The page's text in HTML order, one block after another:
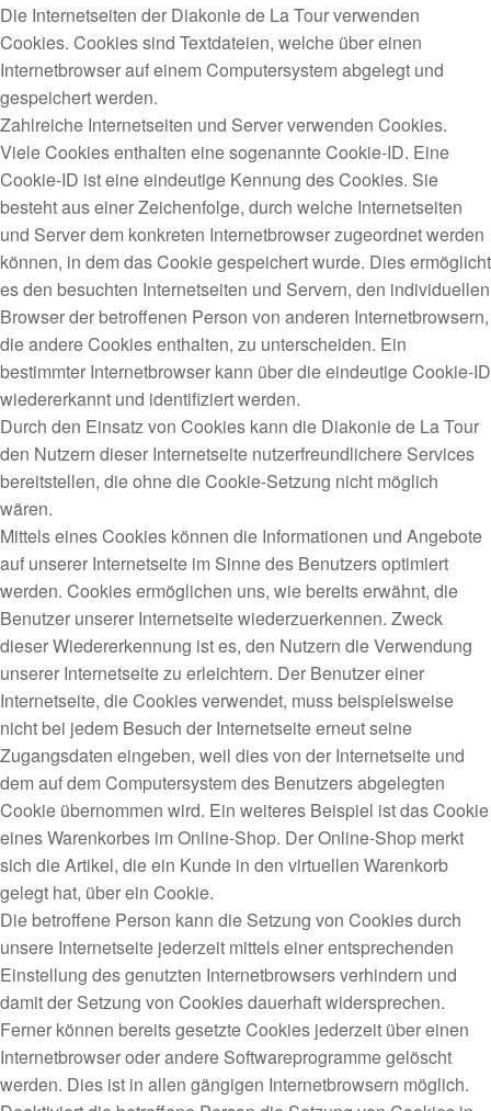
Die Internetseiten der Diakonie de La Tour verwenden
Cookies. Cookies sind Textdateien, welche über einen
Internetbrowser auf einem Computersystem abgelegt und
gespeichert werden.
Zahlreiche Internetseiten und Server verwenden Cookies.
Viele Cookies enthalten eine sogenannte Cookie-ID. Eine
Cookie-ID ist eine eindeutige Kennung des Cookies. Sie
besteht aus einer Zeichenfolge, durch welche Internetseiten
und Server dem konkreten Internetbrowser zugeordnet werden
können, in dem das Cookie gespeichert wurde. Dies ermöglicht
es den besuchten Internetseiten und Servern, den individuellen
Browser der betroffenen Person von anderen Internetbrowsern,
die andere Cookies enthalten, zu unterscheiden. Ein
bestimmter Internetbrowser kann über die eindeutige Cookie-ID
wiedererkannt und identifiziert werden.
Durch den Einsatz von Cookies kann die Diakonie de La Tour
den Nutzern dieser Internetseite nutzerfreundlichere Services
bereitstellen, die ohne die Cookie-Setzung nicht möglich
wären.
Mittels eines Cookies können die Informationen und Angebote
auf unserer Internetseite im Sinne des Benutzers optimiert
werden. Cookies ermöglichen uns, wie bereits erwähnt, die
Benutzer unserer Internetseite wiederzuerkennen. Zweck
dieser Wiedererkennung ist es, den Nutzern die Verwendung
unserer Internetseite zu erleichtern. Der Benutzer einer
Internetseite, die Cookies verwendet, muss beispielsweise
nicht bei jedem Besuch der Internetseite erneut seine
Zugangsdaten eingeben, weil dies von der Internetseite und
dem auf dem Computersystem des Benutzers abgelegten
Cookie übernommen wird. Ein weiteres Beispiel ist das Cookie
eines Warenkorbes im Online-Shop. Der Online-Shop merkt
sich die Artikel, die ein Kunde in den virtuellen Warenkorb
gelegt hat, über ein Cookie.
Die betroffene Person kann die Setzung von Cookies durch
unsere Internetseite jederzeit mittels einer entsprechenden
Einstellung des genutzten Internetbrowsers verhindern und
damit der Setzung von Cookies dauerhaft widersprechen.
Ferner können bereits gesetzte Cookies jederzeit über einen
Internetbrowser oder andere Softwareprogramme gelöscht
werden. Dies ist in allen gängigen Internetbrowsern möglich.